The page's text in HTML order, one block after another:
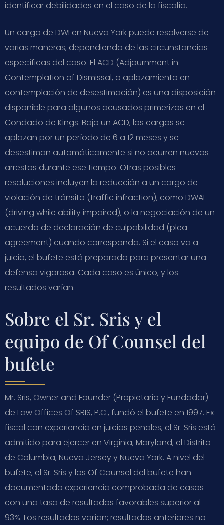
identificar debilidades en el caso de la fiscalía.
Un cargo de DWI en Nueva York puede resolverse de
varias maneras, dependiendo de las circunstancias
específicas del caso. El ACD (Adjournment in
Contemplation of Dismissal, o aplazamiento en
contemplación de desestimación) es una disposición
disponible para algunos acusados primerizos en el
Condado de Kings. Bajo un ACD, los cargos se
aplazan por un período de 6 a 12 meses y se
desestiman automáticamente si no ocurren nuevos
arrestos durante ese tiempo. Otras posibles
resoluciones incluyen la reducción a un cargo de
violación de tránsito (traffic infraction), como DWAI
(driving while ability impaired), o la negociación de un
acuerdo de declaración de culpabilidad (plea
agreement) cuando corresponda. Si el caso va a
juicio, el bufete está preparado para presentar una
defensa vigorosa. Cada caso es único, y los
resultados varían.
Sobre el Sr. Sris y el
equipo de Of Counsel del
bufete
Mr. Sris, Owner and Founder (Propietario y Fundador)
de Law Offices Of SRIS, P.C., fundó el bufete en 1997. Ex
fiscal con experiencia en juicios penales, el Sr. Sris está
admitido para ejercer en Virginia, Maryland, el Distrito
de Columbia, Nueva Jersey y Nueva York. A nivel del
bufete, el Sr. Sris y los Of Counsel del bufete han
documentado experiencia comprobada de casos
con una tasa de resultados favorables superior al
93%. Los resultados varían; resultados anteriores no